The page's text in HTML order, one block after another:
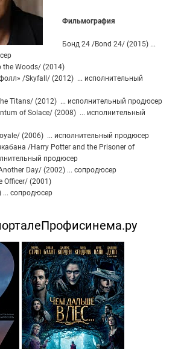
Фильмография
Бонд 24 /Bond 24/ (2015) ...
Woods/ (2014)
/Skyfall/ (2012) ... исполнительный
Titans/ (2012) ... исполнительный продюсер
of Solace/ (2008) ... исполнительный
(2006) ... исполнительный продюсер
/Harry Potter and the Prisoner of
продюсер
Day/ (2002) ... сопродюсер
Officer/ (2001)
... сопродюсер
Профисинема.ру